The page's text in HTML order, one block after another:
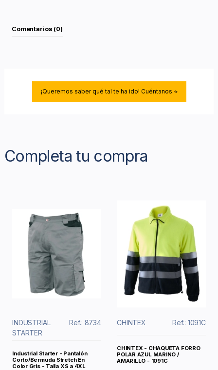
Comentarios (0)
¡Queremos saber qué tal te ha ido! Cuéntanos.⭐
Completa tu compra
INDUSTRIAL
STARTER
Ref.: 8734
Industrial Starter - Pantalón
Corto/Bermuda Stretch En
Color Gris - Talla XS a 4XL
CHINTEX Ref.: 1091C
CHINTEX - CHAQUETA FORRO
POLAR AZUL MARINO /
AMARILLO - 1091C